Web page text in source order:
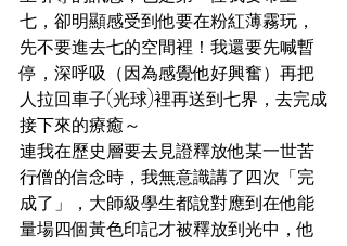
七，卻明顯感受到他要在粉紅薄霧玩，
先不要進去七的空間裡！我還要先喊暫
停，深呼吸（因為感覺他好興奮）再把
人拉回車子(光球)裡再送到七界，去完成
接下來的療癒～
連我在歷史層要去見證釋放他某一世苦
行僧的信念時，我無意識講了四次「完
成了」，大師級學生都說對應到在他能
量場四個黃色印記才被釋放到光中，他